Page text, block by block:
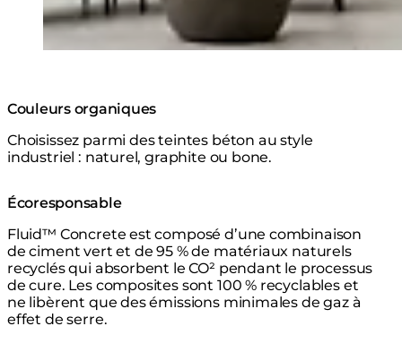
Couleurs organiques
Choisissez parmi des teintes béton au style
industriel : naturel, graphite ou bone.
Écoresponsable
Fluid™ Concrete est composé d’une combinaison
de ciment vert et de 95 % de matériaux naturels
recyclés qui absorbent le CO² pendant le processus
de cure. Les composites sont 100 % recyclables et
ne libèrent que des émissions minimales de gaz à
effet de serre.